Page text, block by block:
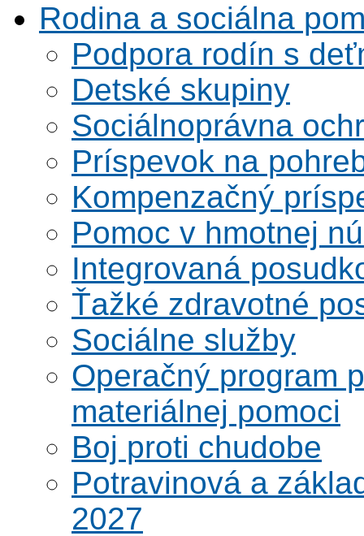
Rodina a sociálna
Podpora rodín s
Detské skupiny
Sociálnoprávna
Príspevok na
Kompenzačný
Pomoc v hmotnej
Integrovaná
Ťažké zdravotné
Sociálne služby
Operačný program
materiálnej pomoci
Boj proti chudobe
Potravinová a
2027